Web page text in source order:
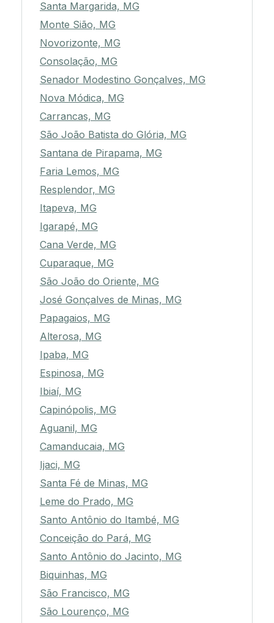
Santa Margarida, MG
Monte Sião, MG
Novorizonte, MG
Consolação, MG
Senador Modestino Gonçalves, MG
Nova Módica, MG
Carrancas, MG
São João Batista do Glória, MG
Santana de Pirapama, MG
Faria Lemos, MG
Resplendor, MG
Itapeva, MG
Igarapé, MG
Cana Verde, MG
Cuparaque, MG
São João do Oriente, MG
José Gonçalves de Minas, MG
Papagaios, MG
Alterosa, MG
Ipaba, MG
Espinosa, MG
Ibiaí, MG
Capinópolis, MG
Aguanil, MG
Camanducaia, MG
Ijaci, MG
Santa Fé de Minas, MG
Leme do Prado, MG
Santo Antônio do Itambé, MG
Conceição do Pará, MG
Santo Antônio do Jacinto, MG
Biquinhas, MG
São Francisco, MG
São Lourenço, MG